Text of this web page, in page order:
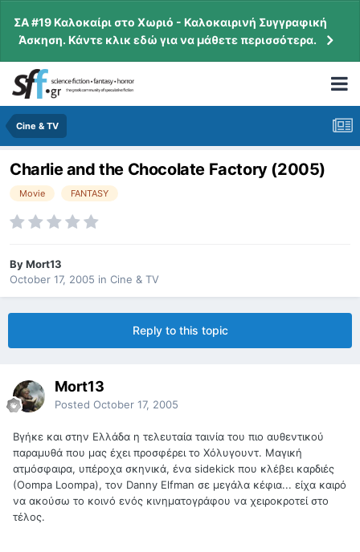
ΣΑ #19 Καλοκαίρι στο Χωριό - Καλοκαιρινή Συγγραφική
Άσκηση. Κάντε κλικ εδώ για να μάθετε περισσότερα.
Cine & TV
Charlie and the Chocolate Factory (2005)
Movie FANTASY
ByMort13
October 17, 2005 in Cine & TV
Reply to this topic
Mort13
Posted October 17, 2005
Βγήκε και στην Ελλάδα η τελευταία ταινία του πιο αυθεντικού
παραμυθά που μας έχει προσφέρει το Χόλυγουντ. Μαγική
ατμόσφαιρα, υπέροχα σκηνικά, ένα sidekick που κλέβει καρδιές
(Οοmpa Loompa), τον Danny Elfman σε μεγάλα κέφια... είχα καιρό
να ακούσω το κοινό ενός κινηματογράφου να χειροκροτεί στο
τέλος.